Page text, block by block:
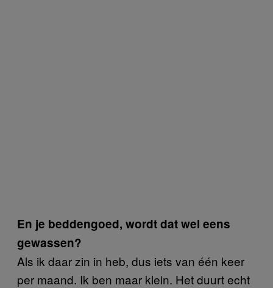
En je beddengoed, wordt dat wel eens
gewassen?
Als ik daar zin in heb, dus iets van één keer
per maand. Ik ben maar klein. Het duurt echt